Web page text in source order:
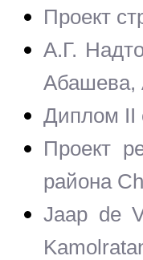
Проект
А.Г.
Абашева,
Диплом II
Проект
района
Jaap de